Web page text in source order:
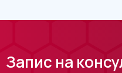
Запис на